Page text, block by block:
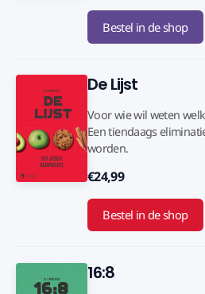
Bestel in de shop
De Lijst
Voor wie wil weten
Een tiendaags
worden.
€24,99
Bestel in de shop
16:8